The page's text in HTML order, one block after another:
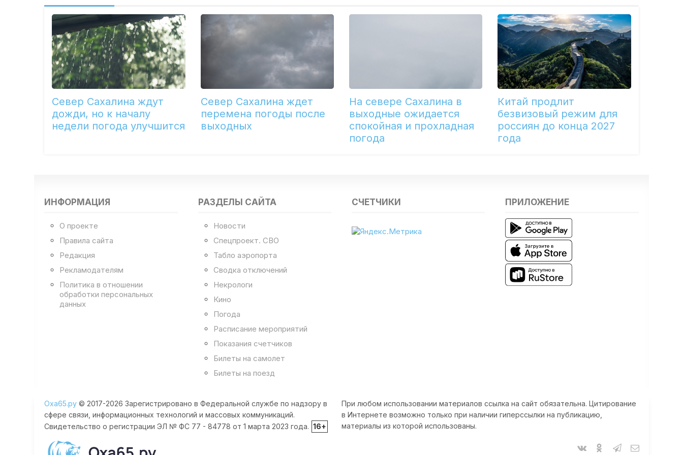
Север Сахалина ждут
дожди, но к началу
недели погода улучшится
Север Сахалина ждет
перемена погоды после
выходных
На севере Сахалина в
выходные ожидается
спокойная и прохладная
погода
Китай продлит
безвизовый режим для
россиян до конца 2027
года
ИНФОРМАЦИЯ
О проекте
Правила сайта
Редакция
Рекламодателям
Политика в отношении
обработки персональных
данных
РАЗДЕЛЫ САЙТА
Новости
Спецпроект. СВО
Табло аэропорта
Сводка отключений
Некрологи
Кино
Погода
Расписание мероприятий
Показания счетчиков
Билеты на самолет
Билеты на поезд
СЧЕТЧИКИ ПРИЛОЖЕНИЕ
При любом использовании материалов ссылка на сайт обязательна. Цитирование
в Интернете возможно только при наличии гиперссылки на публикацию,
материалы из которой использованы.
Оха65.ру © 2017-2026 Зарегистрировано в Федеральной службе по надзору в
сфере связи, информационных технологий и массовых коммуникаций.
Свидетельство о регистрации ЭЛ № ФС 77 - 84778 от 1 марта 2023 года. 16+